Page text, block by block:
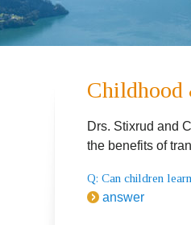
Childhood
Drs. Stixrud and
the benefits of
Q: Can children
answer